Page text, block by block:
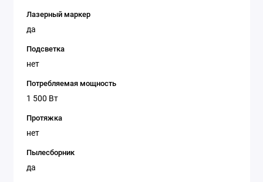
Лазерный маркер
да
Подсветка
нет
Потребляемая мощность
1 500 Вт
Протяжка
нет
Пылесборник
да